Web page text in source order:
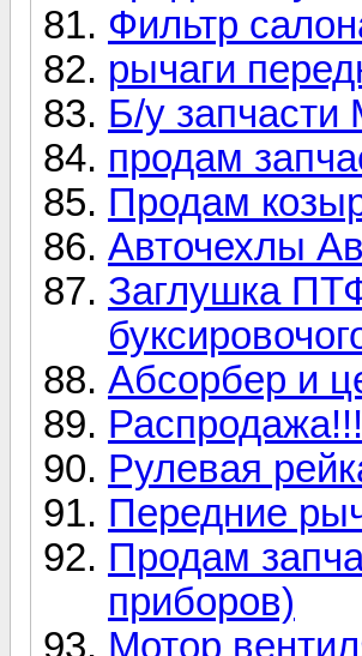
Фильтр
рычаги
Б/у запчасти
продам
Продам
Авточехлы
Заглушка
Абсорбер и
Распродажа!!!
Рулевая
Передние
Продам
приборов)
Мотор